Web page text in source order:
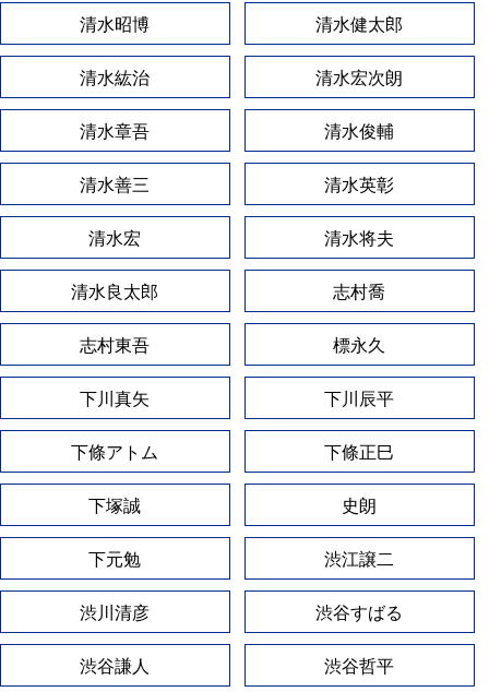
清水昭博 清水健太郎
清水紘治 清水宏次朗
清水章吾 清水俊輔
清水善三 清水英彰
清水宏 清水将夫
清水良太郎 志村喬
志村東吾 標永久
下川真矢 下川辰平
下條アトム 下條正巳
下塚誠 史朗
下元勉 渋江譲二
渋川清彦 渋谷すばる
渋谷謙人 渋谷哲平